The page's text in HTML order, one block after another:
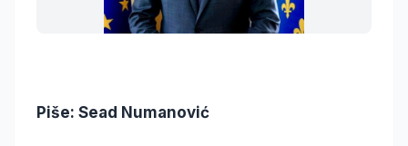
Piše: Sead Numanović